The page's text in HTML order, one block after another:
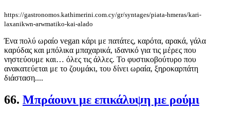
https://gastronomos.kathimerini.com.cy/gr/syntages/piata-hmeras/kari-
laxanikwn-arwmatiko-kai-alado
Ένα πολύ ωραίο vegan κάρι με πατάτες, καρότα, αρακά, γάλα
καρύδας και μπόλικα μπαχαρικά, ιδανικό για τις μέρες που
νηστεύουμε και… όλες τις άλλες. Το φυστικοβούτυρο που
ανακατεύεται με το ζουμάκι, του δίνει ωραία, ξηροκαρπάτη
διάσταση....
66. Μπράουνι με επικάλυψη με ρούμι